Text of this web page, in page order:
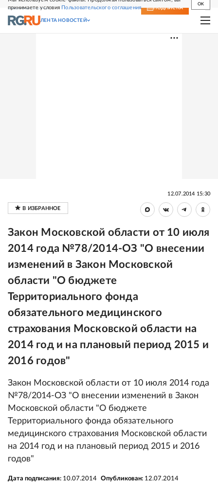
принимаете условия Пользовательского соглашения
OK
СВЕЖИЙ НОМЕР ПОДПИСКА
ЛЕНТА НОВОСТЕЙ
12.07.2014 15:30
Закон Московской области от 10 июля
2014 года №78/2014-ОЗ "О внесении
изменений в Закон Московской
области "О бюджете
Территориального фонда
обязательного медицинского
страхования Московской области на
2014 год и на плановый период 2015 и
2016 годов"
Закон Московской области от 10 июля 2014 года
№78/2014-ОЗ "О внесении изменений в Закон
Московской области "О бюджете
Территориального фонда обязательного
медицинского страхования Московской области
на 2014 год и на плановый период 2015 и 2016
годов"
Дата подписания: 10.07.2014 Опубликован: 12.07.2014